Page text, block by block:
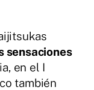
sensaciones
en el I
también